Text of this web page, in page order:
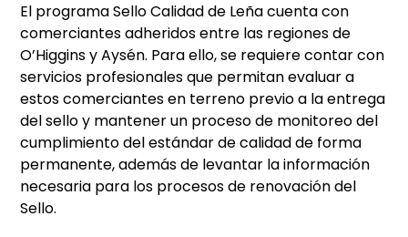
El programa Sello Calidad de Leña cuenta con
comerciantes adheridos entre las regiones de
O’Higgins y Aysén. Para ello, se requiere contar con
servicios profesionalesque permitan evaluar a
estos comerciantes en terreno previo a la entrega
delsello y mantener un proceso de monitoreo del
cumplimiento del estándar decalidad de forma
permanente, además de levantar la información
necesaria para los procesos de renovación del
Sello.